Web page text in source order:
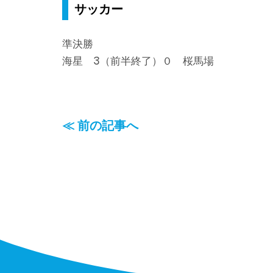
サッカー
準決勝
海星 3（前半終了）０ 桜馬場
≪ 前の記事へ